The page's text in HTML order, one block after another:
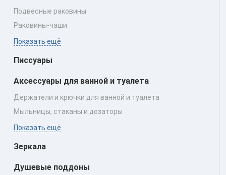
Подвесные раковины
Раковины‑чаши
Показать ещё
Писсуары
Аксессуары для ванной и туалета
Держатели и крючки для ванной и туалета
Мыльницы, стаканы и дозаторы
Показать ещё
Зеркала
Душевые поддоны